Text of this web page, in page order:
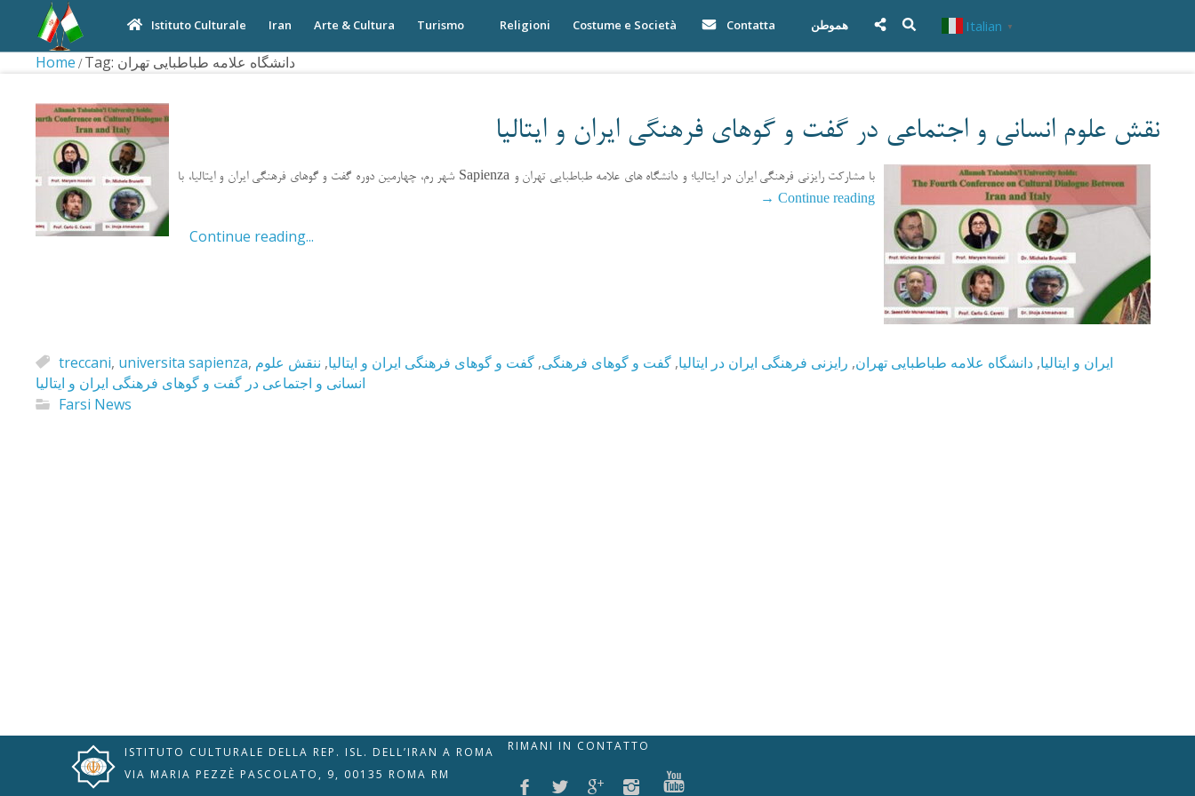
Istituto Culturale Iran Arte & Cultura Turismo Religioni Costume e Società Contatta هموطن Italian ▼
Home Tag: دانشگاه علامه طباطبایی تهران
نقش علوم انسانی و اجتماعی در گفت و گوهای فرهنگی ایران و ایتالیا
با مشارکت رایزنی فرهنگی ایران در ایتالیا؛ و دانشگاه های علامه طباطبایی تهران و Sapienza شهر رم، چهارمین دوره گفت و گوهای فرهنگی ایران و ایتالیا، با
Continue reading
→
Continue reading...
treccani, universita sapienza, ایران و ایتالیا, دانشگاه علامه طباطبایی تهران, رایزنی فرهنگی ایران در ایتالیا, گفت و گوهای فرهنگی, گفت و گوهای فرهنگی ایران و ایتالیا, ننقش علوم
انسانی و اجتماعی در گفت و گوهای فرهنگی ایران و ایتالیا
Farsi News
ISTITUTO CULTURALE DELLA REP. ISL. DELL’IRAN A ROMA
VIA MARIA PEZZÈ PASCOLATO, 9, 00135 ROMA RM
RIMANI IN CONTATTO
Disattiva
Immagini
Evidenzia Link
Grande